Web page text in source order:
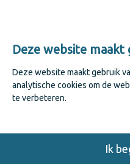
Deze website maakt
Deze website maakt gebruik
analytische cookies om de
te verbeteren.
Ik